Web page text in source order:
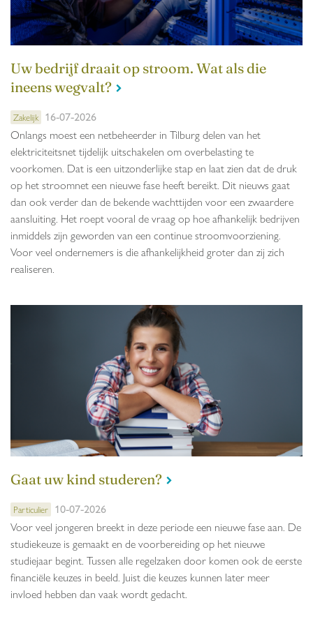
Uw bedrijf draait op stroom. Wat als die
ineens wegvalt?
Zakelijk 16-07-2026
Onlangs moest een netbeheerder in Tilburg delen van het
elektriciteitsnet tijdelijk uitschakelen om overbelasting te
voorkomen. Dat is een uitzonderlijke stap en laat zien dat de druk
op het stroomnet een nieuwe fase heeft bereikt. Dit nieuws gaat
dan ook verder dan de bekende wachttijden voor een zwaardere
aansluiting. Het roept vooral de vraag op hoe afhankelijk bedrijven
inmiddels zijn geworden van een continue stroomvoorziening.
Voor veel ondernemers is die afhankelijkheid groter dan zij zich
realiseren.
Gaat uw kind studeren?
Particulier 10-07-2026
Voor veel jongeren breekt in deze periode een nieuwe fase aan. De
studiekeuze is gemaakt en de voorbereiding op het nieuwe
studiejaar begint. Tussen alle regelzaken door komen ook de eerste
financiële keuzes in beeld. Juist die keuzes kunnen later meer
invloed hebben dan vaak wordt gedacht.